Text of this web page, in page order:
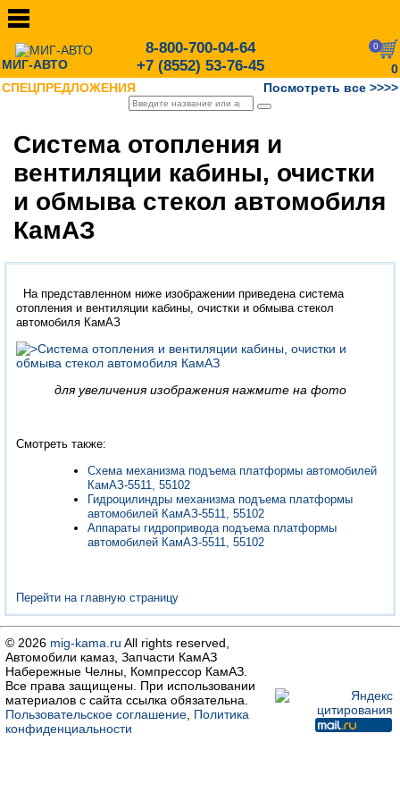
МИГ-АВТО
8-800-700-04-64
+7 (8552) 53-76-45
0
0
СПЕЦПРЕДЛОЖЕНИЯ
Посмотреть все >>>>
Система отопления и
вентиляции кабины, очистки
и обмыва стекол автомобиля
КамАЗ
На представленном ниже изображении приведена система
отопления и вентиляции кабины, очистки и обмыва стекол
автомобиля КамАЗ
для увеличения изображения нажмите на фото
Смотреть также:
Схема механизма подъема платформы автомобилей
КамАЗ-5511, 55102
Гидроцилиндры механизма подъема платформы
автомобилей КамАЗ-5511, 55102
Аппараты гидропривода подъема платформы
автомобилей КамАЗ-5511, 55102
Перейти на главную страницу
© 2026 mig-kama.ru All rights reserved,
Автомобили камаз, Запчасти КамАЗ
Набережные Челны, Компрессор КамАЗ.
Все права защищены. При использовании
материалов с сайта ссылка обязательна.
Пользовательское соглашение Политика
конфиденциальности